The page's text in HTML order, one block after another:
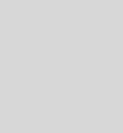
นการตลาดโดย
น
องบริษัทฯหรือตาม
ต:
วกับท่านให้กับ
งธุรกิจของบริษัท
หนดหรืออนุญาต